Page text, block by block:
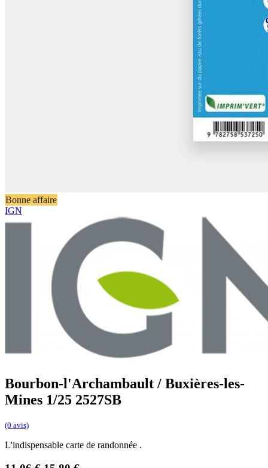
Bonne affaire
IGN
Bourbon-l'Archambault / Buxières-les-
Mines 1/25 2527SB
(0 avis)
L'indispensable carte de randonnée .